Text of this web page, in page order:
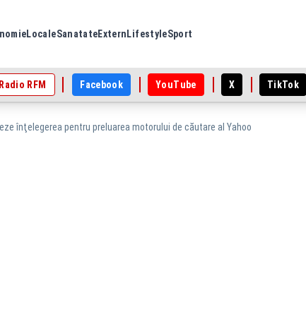
LocaleSanatateExtern LifestyleSport
Radio RFM Facebook YouTube X TikTok
înţelegerea pentru preluarea motorului de căutare al Yahoo